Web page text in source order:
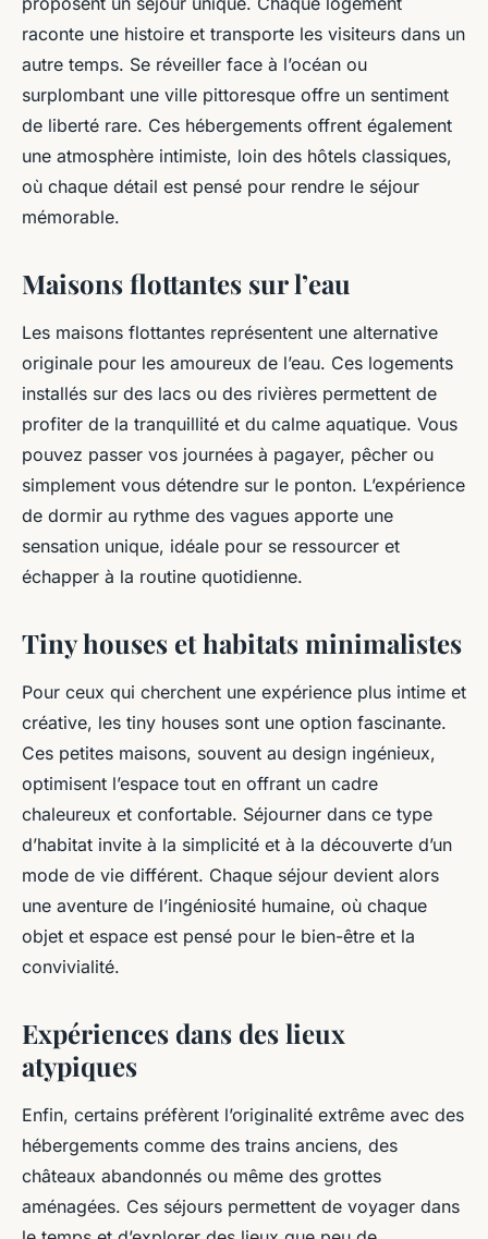
raconte une histoire et transporte les visiteurs dans un
autre temps. Se réveiller face à l’océan ou
surplombant une ville pittoresque offre un sentiment
de liberté rare. Ces hébergements offrent également
une atmosphère intimiste, loin des hôtels classiques,
où chaque détail est pensé pour rendre le séjour
mémorable.
Maisons flottantes sur l’eau
Les maisons flottantes représentent une alternative
originale pour les amoureux de l’eau. Ces logements
installés sur des lacs ou des rivières permettent de
profiter de la tranquillité et du calme aquatique. Vous
pouvez passer vos journées à pagayer, pêcher ou
simplement vous détendre sur le ponton. L’expérience
de dormir au rythme des vagues apporte une
sensation unique, idéale pour se ressourcer et
échapper à la routine quotidienne.
Tiny houses et habitats minimalistes
Pour ceux qui cherchent une expérience plus intime et
créative, les tiny houses sont une option fascinante.
Ces petites maisons, souvent au design ingénieux,
optimisent l’espace tout en offrant un cadre
chaleureux et confortable. Séjourner dans ce type
d’habitat invite à la simplicité et à la découverte d’un
mode de vie différent. Chaque séjour devient alors
une aventure de l’ingéniosité humaine, où chaque
objet et espace est pensé pour le bien-être et la
convivialité.
Expériences dans des lieux
atypiques
Enfin, certains préfèrent l’originalité extrême avec des
hébergements comme des trains anciens, des
châteaux abandonnés ou même des grottes
aménagées. Ces séjours permettent de voyager dans